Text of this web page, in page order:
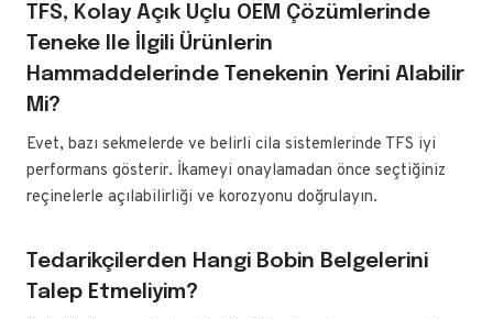
TFS, Kolay Açık Uçlu OEM Çözümlerinde
Teneke Ile İlgili Ürünlerin
Hammaddelerinde Tenekenin Yerini Alabilir
Mi?
Evet, bazı sekmelerde ve belirli cila sistemlerinde TFS iyi
performans gösterir. İkameyi onaylamadan önce seçtiğiniz
reçinelerle açılabilirliği ve korozyonu doğrulayın.
Tedarikçilerden Hangi Bobin Belgelerini
Talep Etmeliyim?